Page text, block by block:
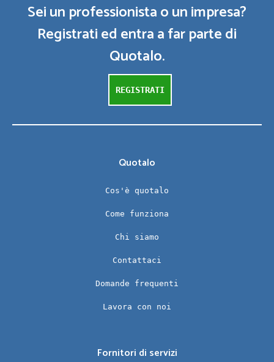
Sei un professionista o un impresa?
Registrati ed entra a far parte di
Quotalo.
REGISTRATI
Quotalo
Cos'è quotalo
Come funziona
Chi siamo
Contattaci
Domande frequenti
Lavora con noi
Fornitori di servizi